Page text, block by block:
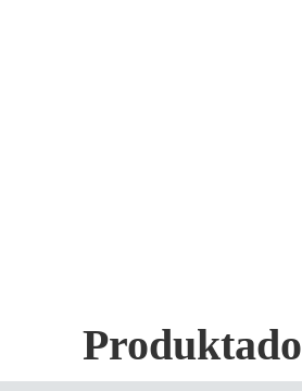
Produktado